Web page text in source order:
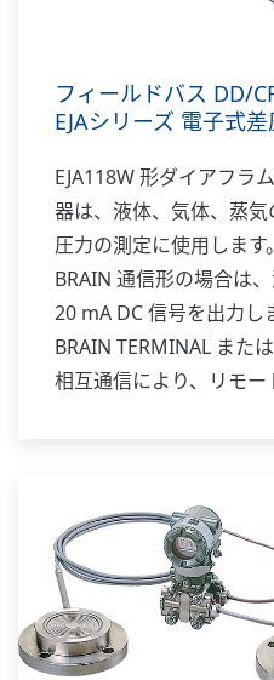
フィールドバス DD/
EJAシリーズ 電子式
EJA118W 形ダイアフラ
器は、液体、気体、蒸気
圧力の測定に使用します。
BRAIN 通信形の場合は
20 mA DC 信号を出力し
BRAIN TERMINAL また
相互通信により、リモ
差圧計の受圧部分に被
は困る場合に使用するも
て伝送器と結合し、シ
入します。